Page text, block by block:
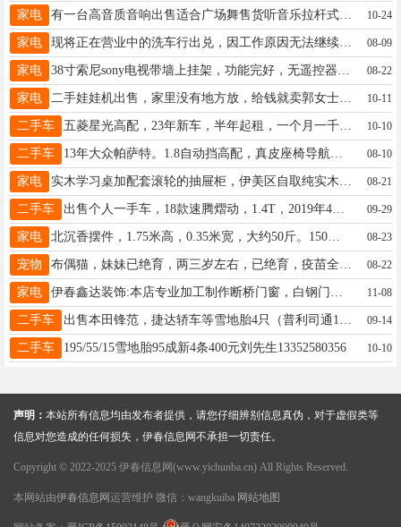
家电 有一台高音质音响出售适合广场舞售货听音乐拉杆式王先生13846607867 10-24
家电 现将正在营业中的洗车行出兑，因工作原因无法继续经营，客源稳定，市中心位置，现出兑10万元，非诚勿扰，电话13634581966苏女士13634581966 08-09
家电 08-22
家电 二手娃娃机出售，家里没有地方放，给钱就卖郭女士15246929002 10-11
二手车 五菱星光高配，23年新车，半年起租，一个月一千女士17645812882 10-10
二手车 08-10
家电 08-21
二手车 出售个人一手车，18款速腾熠动，1.4T，2019年4月落户，实表7.1万公里，车况精品，全车原版原漆，支持伊春市内看车，6.28W，赠送四条全新雪地胎，联系电话：18324656211。王先生18324656211 09-29
家电 北沉香摆件，1.75米高，0.35米宽，大约50斤。150元，伊春市内需要的上门自提。刘女士13204580928 08-23
宠物 布偶猫，妹妹已绝育，两三岁左右，已绝育，疫苗全，听话，粘人，100块钱转让胡女士18745883322 08-22
家电 11-08
二手车 09-14
二手车 195/55/15雪地胎95成新4条400元刘先生13352580356 10-10
声明： 本站所有信息均由发布者提供，请您仔细辨别信息真伪，对于虚假类等
信息对您造成的任何损失，伊春信息网不承担一切责任。
Copyright © 2022-2025 伊春信息网(www.yichunba.cn) All Rights Reserved.
本网站由伊春信息网 运营维护 微信：wangkuiba 网站地图